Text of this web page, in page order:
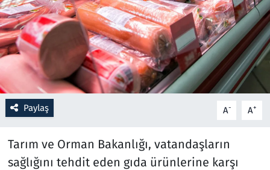
Paylaş A- A+
Tarım ve Orman Bakanlığı, vatandaşların
sağlığını tehdit eden gıda ürünlerine karşı
Resmi İlanlar
Rüya Tabirleri
Sağlık
Savunma Sanayi
Spor